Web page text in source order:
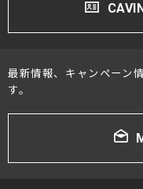
最新情報、キャンペーン
す。